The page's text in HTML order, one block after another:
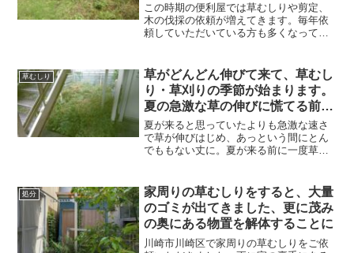
この時期の便利屋では草むしりや剪定、
木の伐採の依頼が増えてきます。毎年依
頼していただいている方も多くなってき
毎年同じように伸びている草や木の成長
力に驚かされます。
草むしり
草がどんどん伸びて来て、草むし
り・草刈りの季節が始まります。
夏の急激な草の伸びに慌てる前に
まずは一度草むしりしておきませ
んか？
夏が来ると思っていたよりも急激な速さ
で草が伸びはじめ、あっという間にとん
でももない丈に。夏が来る前に一度草む
ば、草むしり・草刈り対応します。相談
だけでも構いません。
処分
家周りの草むしりをすると、大量
のゴミが出てきました、更に茂み
の奥にある物置を解体することに
川崎市川崎区で家周りの草むしりをご依